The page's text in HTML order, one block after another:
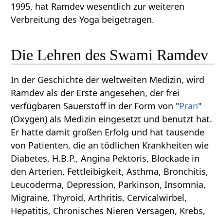
1995, hat Ramdev wesentlich zur weiteren
Verbreitung des Yoga beigetragen.
Die Lehren des Swami Ramdev
In der Geschichte der weltweiten Medizin, wird
Ramdev als der Erste angesehen, der frei
verfügbaren Sauerstoff in der Form von "Pran"
(Oxygen) als Medizin eingesetzt und benutzt hat.
Er hatte damit großen Erfolg und hat tausende
von Patienten, die an tödlichen Krankheiten wie
Diabetes, H.B.P., Angina Pektoris, Blockade in
den Arterien, Fettleibigkeit, Asthma, Bronchitis,
Leucoderma, Depression, Parkinson, Insomnia,
Migraine, Thyroid, Arthritis, Cervicalwirbel,
Hepatitis, Chronisches Nieren Versagen, Krebs,